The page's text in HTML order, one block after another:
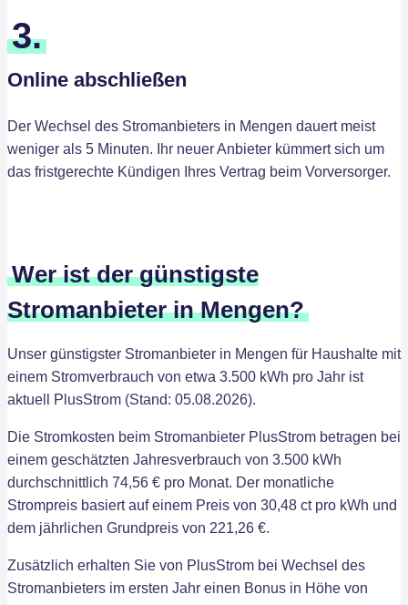
3.
Online abschließen
Der Wechsel des Stromanbieters in Mengen dauert meist
weniger als 5 Minuten. Ihr neuer Anbieter kümmert sich um
das fristgerechte Kündigen Ihres Vertrag beim Vorversorger.
Wer ist der günstigste
Stromanbieter in Mengen?
Unser günstigster Stromanbieter in Mengen für Haushalte mit
einem Stromverbrauch von etwa 3.500 kWh pro Jahr ist
aktuell PlusStrom (Stand: 05.08.2026).
Die Stromkosten beim Stromanbieter PlusStrom betragen bei
einem geschätzten Jahresverbrauch von 3.500 kWh
durchschnittlich 74,56 € pro Monat. Der monatliche
Strompreis basiert auf einem Preis von 30,48 ct pro kWh und
dem jährlichen Grundpreis von 221,26 €.
Zusätzlich erhalten Sie von PlusStrom bei Wechsel des
Stromanbieters im ersten Jahr einen Bonus in Höhe von